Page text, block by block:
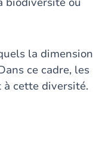
la dimension
ce cadre, les
cette diversité.